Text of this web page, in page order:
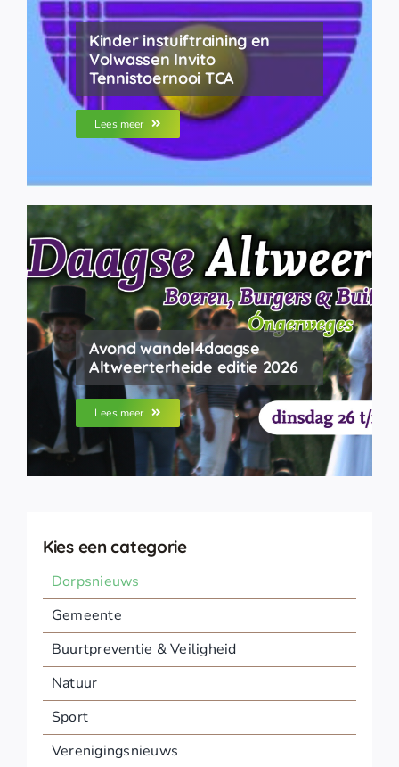
Kinder instuiftraining en
Volwassen Invito
Tennistoernooi TCA
Lees meer
Avond wandel4daagse
Altweerterheide editie 2026
Lees meer
Kies een categorie
Dorpsnieuws
Gemeente
Buurtpreventie & Veiligheid
Natuur
Sport
Verenigingsnieuws